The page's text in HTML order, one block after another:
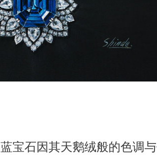
蓝宝石因其天鹅绒般的色调